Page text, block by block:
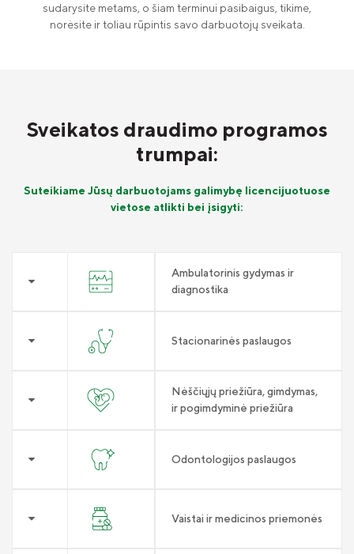
sudarysite metams, o šiam terminui pasibaigus, tikime,
norėsite ir toliau rūpintis savo darbuotojų sveikata.
Sveikatos draudimo programos
trumpai:
Suteikiame Jūsų darbuotojams galimybę licencijuotuose
vietose atlikti bei įsigyti:
Ambulatorinis gydymas ir
diagnostika
Stacionarinės paslaugos
Nėščiųjų priežiūra, gimdymas,
ir pogimdyminė priežiūra
Odontologijos paslaugos
Vaistai ir medicinos priemonės